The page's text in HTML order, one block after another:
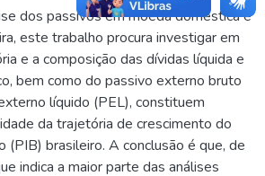
dos passivos em moeda doméstica e
este trabalho procura investigar em
e a composição das dívidas líquida e
bem como do passivo externo bruto
líquido (PEL), constituem
da trajetória de crescimento do
(PIB) brasileiro. A conclusão é que, de
indica a maior parte das análises